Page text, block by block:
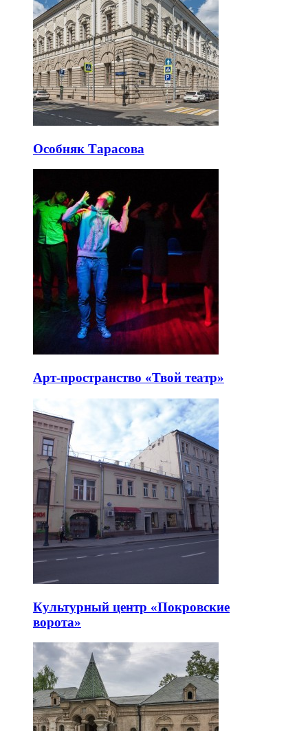
Особняк Тарасова
Арт-пространство «Твой театр»
Культурный центр «Покровские
ворота»